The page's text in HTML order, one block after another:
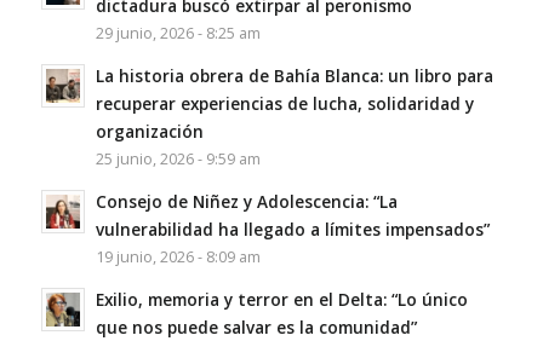
dictadura buscó extirpar al peronismo
29 junio, 2026 - 8:25 am
La historia obrera de Bahía Blanca: un libro para
recuperar experiencias de lucha, solidaridad y
organización
25 junio, 2026 - 9:59 am
Consejo de Niñez y Adolescencia: “La
vulnerabilidad ha llegado a límites impensados”
19 junio, 2026 - 8:09 am
Exilio, memoria y terror en el Delta: “Lo único
que nos puede salvar es la comunidad”